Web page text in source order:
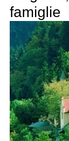
famiglie